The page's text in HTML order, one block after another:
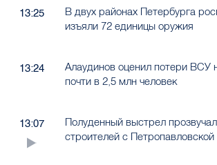
13:25
В двух районах Петербурга
изъяли 72 единицы оружия
13:24
Алаудинов оценил потери ВСУ
почти в 2,5 млн человек
13:07
Полуденный выстрел
строителей с Петропавловской